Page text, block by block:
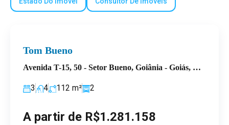
Tom Bueno
Avenida T-15, 50 - Setor Bueno, Goiânia - Goiás, Brasil
3 4 112 m² 2
A partir de R$1.281.158